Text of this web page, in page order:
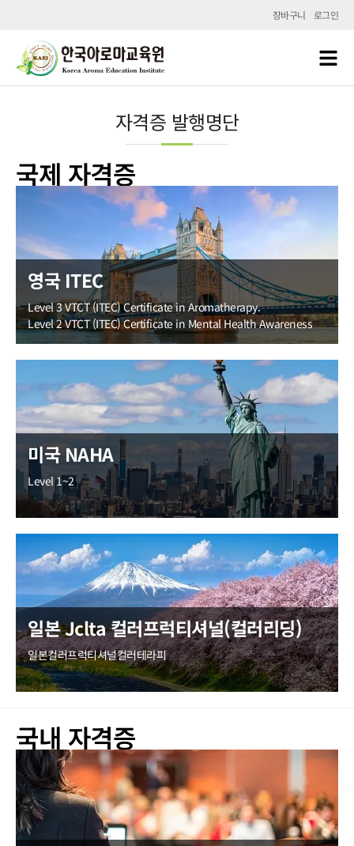
장바구니 로그인
자격증 발행명단
국제 자격증
영국 ITEC
Level 3 VTCT (ITEC) Certificate in Aromatherapy.
Level 2 VTCT (ITEC) Certificate in Mental Health Awareness
미국 NAHA
Level 1~2
일본 Jclta 컬러프럭티셔널(컬러리딩)
일본컬러프럭티셔널컬러테라피
국내 자격증